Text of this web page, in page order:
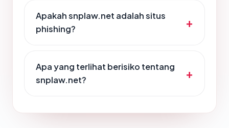
Apakah snplaw.net adalah situs
phishing?
Apa yang terlihat berisiko tentang
snplaw.net?